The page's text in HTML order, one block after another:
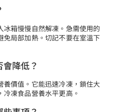
箱慢慢自然解凍。急需使用的
局部加熱。切記不要在室溫下
降低？
價值。它能迅速冷凍，鎖住大
凍食品營養水平更高。